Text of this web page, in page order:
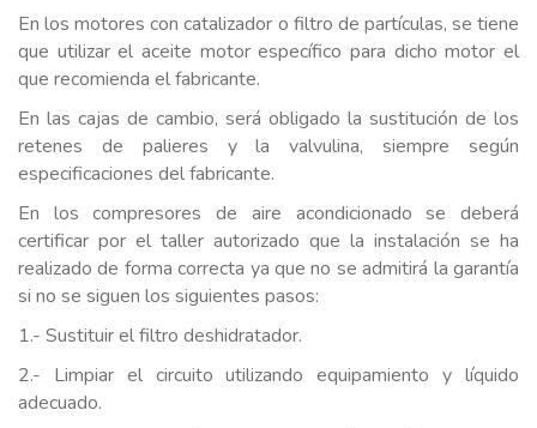
En los motores con catalizador o filtro de partículas, se tiene
que utilizar el aceite motor específico para dicho motor el
que recomienda el fabricante.
En las cajas de cambio, será obligado la sustitución de los
retenes de palieres y la valvulina, siempre según
especificaciones del fabricante.
En los compresores de aire acondicionado se deberá
certificar por el taller autorizado que la instalación se ha
realizado de forma correcta ya que no se admitirá la garantía
si no se siguen los siguientes pasos:
1.- Sustituir el filtro deshidratador.
2.- Limpiar el circuito utilizando equipamiento y líquido
adecuado.